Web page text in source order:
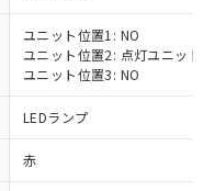
ユニット位置1: NO
ユニット位置2: 点灯ユニット
ユニット位置3: NO
LEDランプ
赤